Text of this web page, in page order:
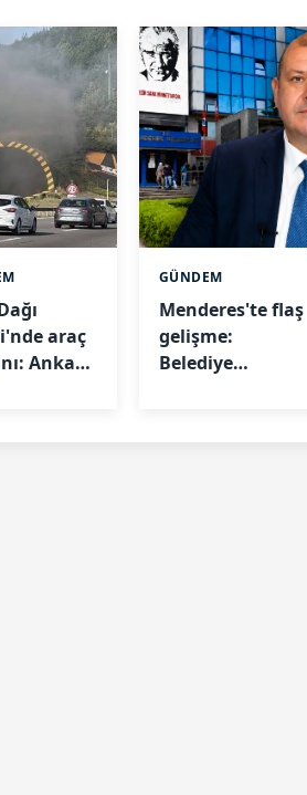
araç
Ankara
GÜNDEM
Menderes'te flaş
gelişme:
Belediye